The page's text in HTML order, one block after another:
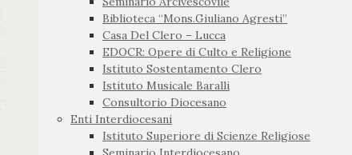
Biblioteca “Mons.Giuliano Agresti”
Casa Del Clero – Lucca
EDOCR: Opere di Culto e Religione
Istituto Sostentamento Clero
Istituto Musicale Baralli
Consultorio Diocesano
Enti Interdiocesani
Istituto Superiore di Scienze Religiose